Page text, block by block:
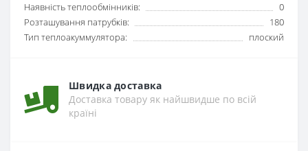
Наявність теплообмінників:
0
Розташування патрубків:
180
Тип теплоакуммулятора:
плоский
Швидка доставка
Доставка товару як найшвидше по всій
країні